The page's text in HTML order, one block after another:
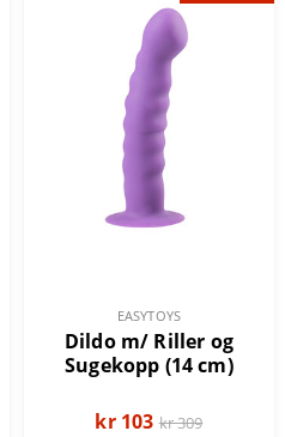
EASYTOYS
Dildo m/ Riller og
Sugekopp (14 cm)
kr 103 kr 309